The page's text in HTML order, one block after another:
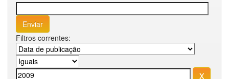
Filtros correntes: